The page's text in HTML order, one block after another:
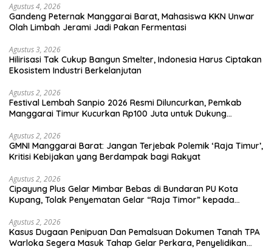
Agustus 4, 2026
Gandeng Peternak Manggarai Barat, Mahasiswa KKN Unwar
Olah Limbah Jerami Jadi Pakan Fermentasi
Agustus 3, 2026
Hilirisasi Tak Cukup Bangun Smelter, Indonesia Harus Ciptakan
Ekosistem Industri Berkelanjutan
Agustus 2, 2026
Festival Lembah Sanpio 2026 Resmi Diluncurkan, Pemkab
Manggarai Timur Kucurkan Rp100 Juta untuk Dukung
Agustus 2, 2026
GMNI Manggarai Barat: Jangan Terjebak Polemik ‘Raja Timur’,
Kritisi Kebijakan yang Berdampak bagi Rakyat
Agustus 2, 2026
Cipayung Plus Gelar Mimbar Bebas di Bundaran PU Kota
Kupang, Tolak Penyematan Gelar “Raja Timor” kepada
Agustus 2, 2026
Kasus Dugaan Penipuan Dan Pemalsuan Dokumen Tanah TPA
Warloka Segera Masuk Tahap Gelar Perkara, Penyelidikan